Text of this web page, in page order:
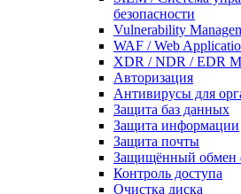
безопасности
Vulnerability
WAF / Web
XDR / NDR / EDR
Авторизация
Антивирусы для
Защита баз данных
Защита информации
Защита почты
Защищённый обмен
Контроль доступа
Очистка диска